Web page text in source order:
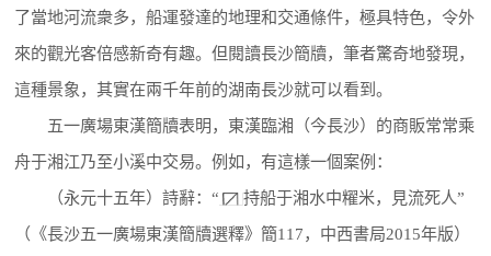
了當地河流衆多，船運發達的地理和交通條件，極具特色，令外
來的觀光客倍感新奇有趣。但閱讀長沙簡牘，筆者驚奇地發現，
這種景象，其實在兩千年前的湖南長沙就可以看到。
五一廣場東漢簡牘表明，東漢臨湘（今長沙）的商販常常乘
舟于湘江乃至小溪中交易。例如，有這樣一個案例：
（永元十五年）詩辭：“
持船于湘水中䊮米，見流死人”
（《長沙五一廣場東漢簡牘選釋》簡117，中西書局2015年版）